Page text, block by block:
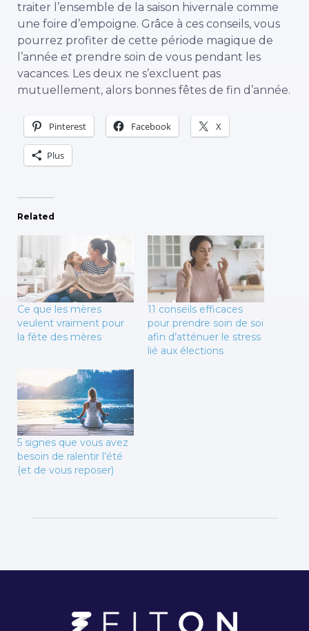
traiter l’ensemble de la saison hivernale comme
une foire d’empoigne. Grâce à ces conseils, vous
pourrez profiter de cette période magique de
l’année et prendre soin de vous pendant les
vacances. Les deux ne s’excluent pas
mutuellement, alors bonnes fêtes de fin d’année.
Pinterest Facebook X
Plus
Related
Ce que les mères
veulent vraiment pour
la fête des mères
11 conseils efficaces
pour prendre soin de soi
afin d’atténuer le stress
lié aux élections
5 signes que vous avez
besoin de ralentir l’été
(et de vous reposer)